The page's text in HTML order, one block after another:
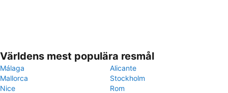
Världens mest populära resmål
Málaga
Alicante
Mallorca
Stockholm
Nice
Rom